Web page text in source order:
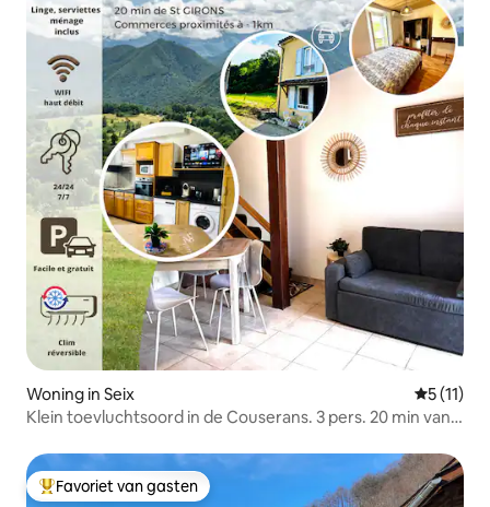
Woning in Seix
5 (11)
Klein toevluchtsoord in de Couserans. 3 pers. 20 min van
Topfavoriet van gasten
Favoriet van gasten